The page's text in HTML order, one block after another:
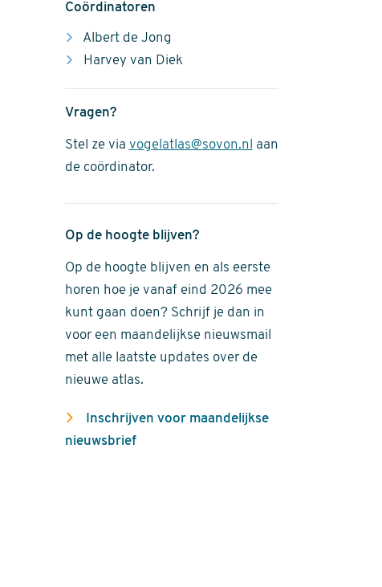
Coördinatoren
Albert de Jong
Harvey van Diek
Vragen?
Stel ze via vogelatlas@sovon.nl
aan
de coördinator.
Op de hoogte blijven?
Op de hoogte blijven en als eerste
horen hoe je vanaf eind 2026 mee
kunt gaan doen? Schrijf je dan in
voor een maandelijkse nieuwsmail
met alle laatste updates over de
nieuwe atlas.
Inschrijven voor maandelijkse
nieuwsbrief